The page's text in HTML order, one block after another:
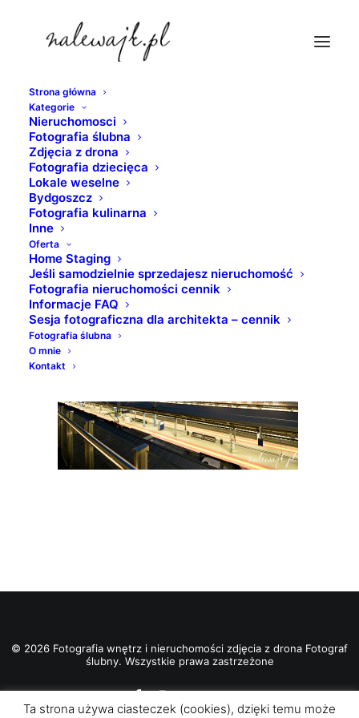
Strona główna
Kategorie
Nieruchomosci
Fotografia ślubna
Zdjęcia z drona
Fotografia dziecięca
Lokale weselne
Bydgoszcz
Fotografia kulinarna
Inne
Oferta
Home Staging
Jeśli samodzielnie sprzedajesz nieruchomość
Fotografia nieruchomości cennik
Informacje FAQ
Sesja fotograficzna dla architekta – cennik
Fotografia ślubna
O mnie
Kontakt
sesje-fotograficzne-bydgoszcz
Strona Główna
Sesje fotograficzne architektury | Dworzec kolejowy w
© 2026 Fotografia wnętrz i nieruchomości zdjęcia z drona Fotograf
ślubny. Wszystkie prawa zastrzeżone
Ta strona używa ciasteczek (cookies), dzięki temu może